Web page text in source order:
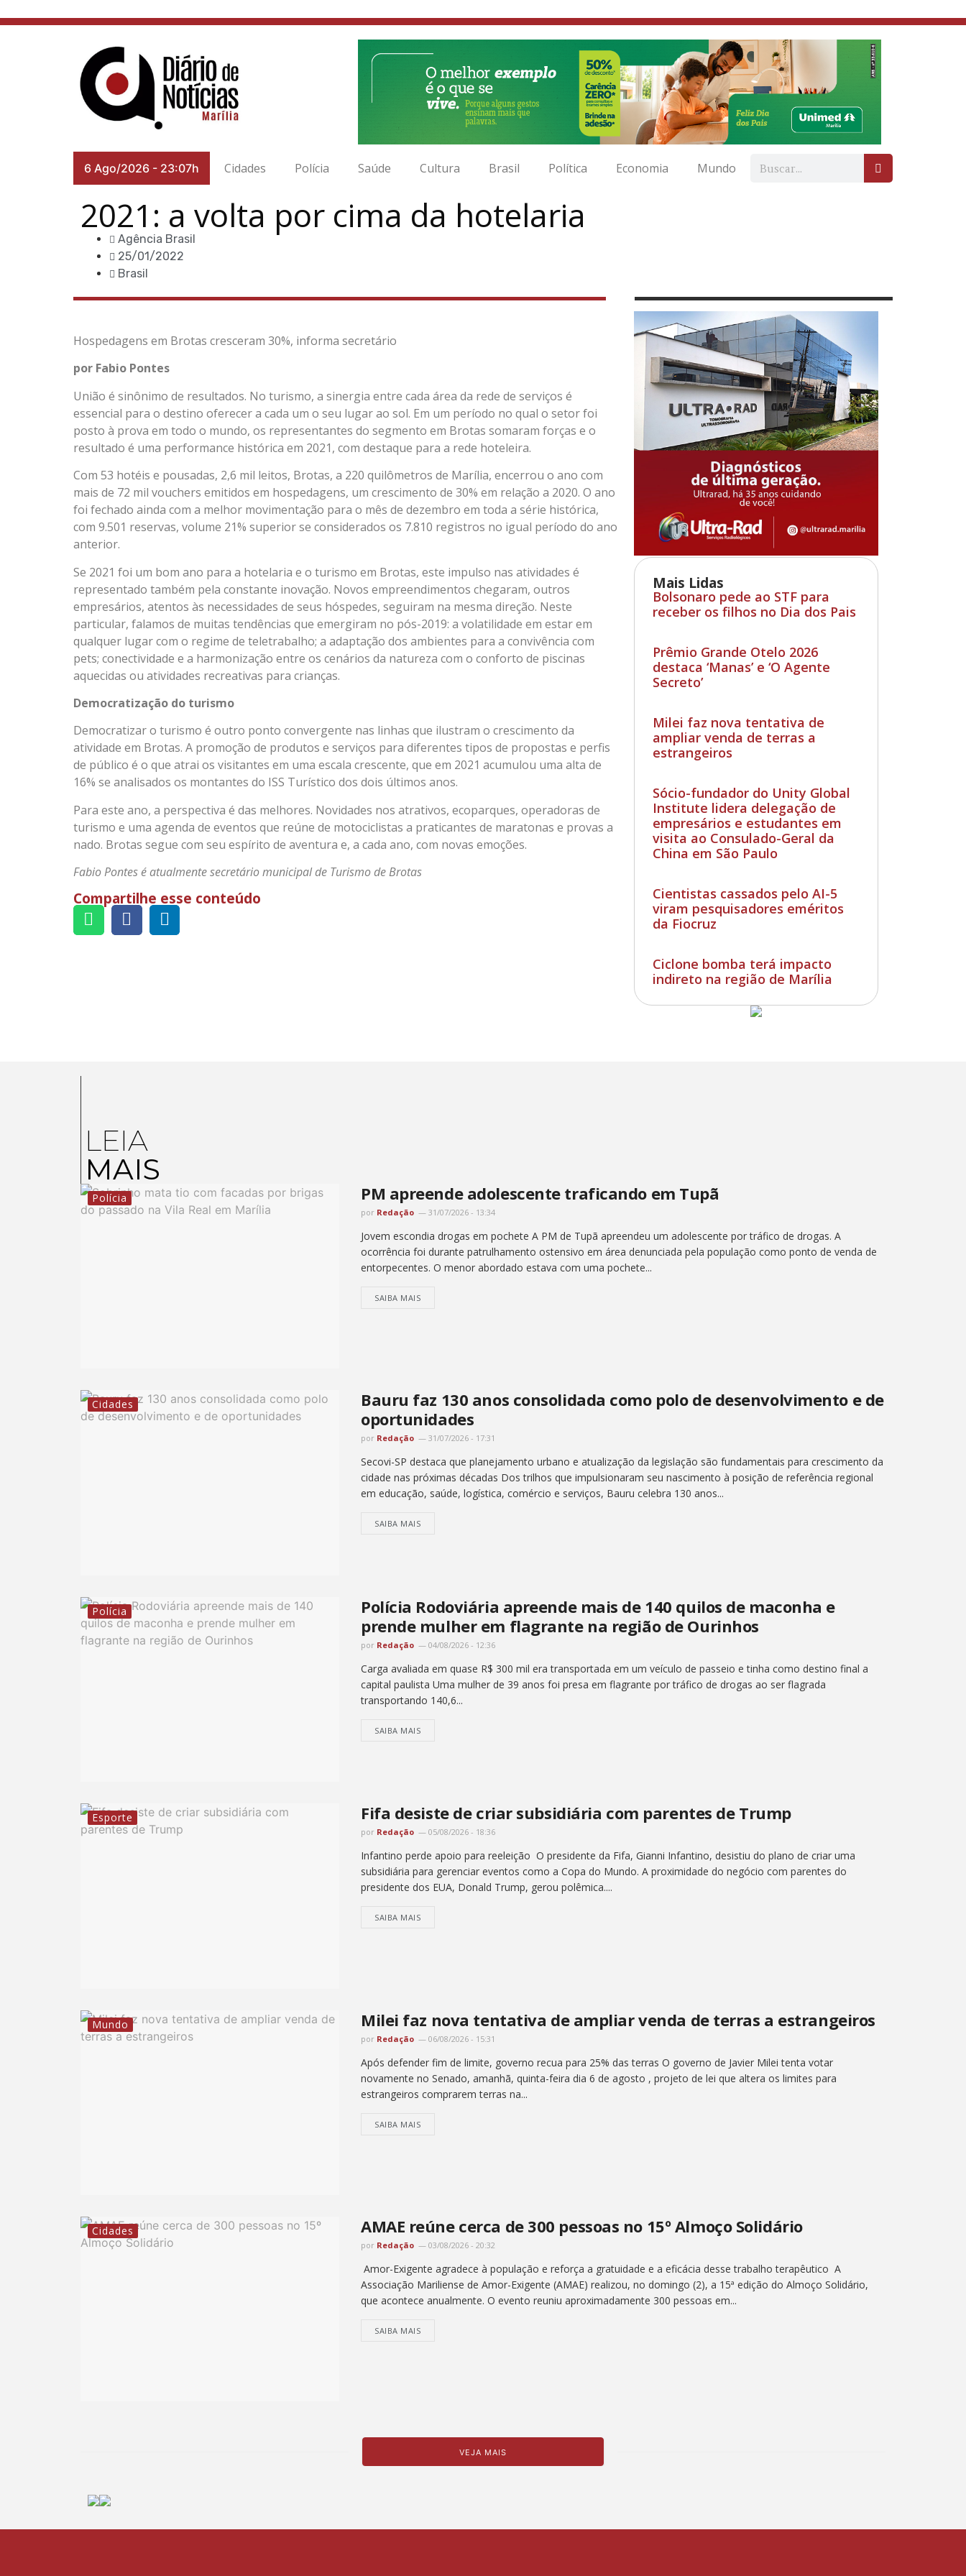
6 Ago/2026 - 23:07h Cidades Polícia Saúde Cultura Brasil Política Economia Mundo
2021: a volta por cima da hotelaria
Agência Brasil
25/01/2022
Brasil
Mais Lidas
Bolsonaro pede ao STF para
receber os filhos no Dia dos Pais
Prêmio Grande Otelo 2026
destaca ‘Manas’ e ‘O Agente
Secreto’
Milei faz nova tentativa de
ampliar venda de terras a
estrangeiros
Sócio-fundador do Unity Global
Institute lidera delegação de
empresários e estudantes em
visita ao Consulado-Geral da
China em São Paulo
Cientistas cassados pelo AI-5
viram pesquisadores eméritos
da Fiocruz
Ciclone bomba terá impacto
indireto na região de Marília
Hospedagens em Brotas cresceram 30%, informa secretário
por Fabio Pontes
União é sinônimo de resultados. No turismo, a sinergia entre cada área da rede de serviços é
essencial para o destino oferecer a cada um o seu lugar ao sol. Em um período no qual o setor foi
posto à prova em todo o mundo, os representantes do segmento em Brotas somaram forças e o
resultado é uma performance histórica em 2021, com destaque para a rede hoteleira.
Com 53 hotéis e pousadas, 2,6 mil leitos, Brotas, a 220 quilômetros de Marília, encerrou o ano com
mais de 72 mil vouchers emitidos em hospedagens, um crescimento de 30% em relação a 2020. O ano
foi fechado ainda com a melhor movimentação para o mês de dezembro em toda a série histórica,
com 9.501 reservas, volume 21% superior se considerados os 7.810 registros no igual período do ano
anterior.
Se 2021 foi um bom ano para a hotelaria e o turismo em Brotas, este impulso nas atividades é
representado também pela constante inovação. Novos empreendimentos chegaram, outros
empresários, atentos às necessidades de seus hóspedes, seguiram na mesma direção. Neste
particular, falamos de muitas tendências que emergiram no pós-2019: a volatilidade em estar em
qualquer lugar com o regime de teletrabalho; a adaptação dos ambientes para a convivência com
pets; conectividade e a harmonização entre os cenários da natureza com o conforto de piscinas
aquecidas ou atividades recreativas para crianças.
Democratização do turismo
Democratizar o turismo é outro ponto convergente nas linhas que ilustram o crescimento da
atividade em Brotas. A promoção de produtos e serviços para diferentes tipos de propostas e perfis
de público é o que atrai os visitantes em uma escala crescente, que em 2021 acumulou uma alta de
16% se analisados os montantes do ISS Turístico dos dois últimos anos.
Para este ano, a perspectiva é das melhores. Novidades nos atrativos, ecoparques, operadoras de
turismo e uma agenda de eventos que reúne de motociclistas a praticantes de maratonas e provas a
nado. Brotas segue com seu espírito de aventura e, a cada ano, com novas emoções.
Fabio Pontes é atualmente secretário municipal de Turismo de Brotas
Compartilhe esse conteúdo
LEIA
MAIS
Polícia PM apreende adolescente traficando em Tupã
por Redação 31/07/2026 - 13:34
Jovem escondia drogas em pochete A PM de Tupã apreendeu um adolescente por tráfico de drogas. A
ocorrência foi durante patrulhamento ostensivo em área denunciada pela população como ponto de venda de
entorpecentes. O menor abordado estava com uma pochete...
SAIBA MAIS
Cidades
Bauru faz 130 anos consolidada como polo de desenvolvimento e de
oportunidades
por Redação 31/07/2026 - 17:31
Secovi-SP destaca que planejamento urbano e atualização da legislação são fundamentais para crescimento da
cidade nas próximas décadas Dos trilhos que impulsionaram seu nascimento à posição de referência regional
em educação, saúde, logística, comércio e serviços, Bauru celebra 130 anos...
SAIBA MAIS
Polícia
Polícia Rodoviária apreende mais de 140 quilos de maconha e
prende mulher em flagrante na região de Ourinhos
por Redação 04/08/2026 - 12:36
Carga avaliada em quase R$ 300 mil era transportada em um veículo de passeio e tinha como destino final a
capital paulista Uma mulher de 39 anos foi presa em flagrante por tráfico de drogas ao ser flagrada
transportando 140,6...
SAIBA MAIS
Esporte Fifa desiste de criar subsidiária com parentes de Trump
por Redação 05/08/2026 - 18:36
Infantino perde apoio para reeleição O presidente da Fifa, Gianni Infantino, desistiu do plano de criar uma
subsidiária para gerenciar eventos como a Copa do Mundo. A proximidade do negócio com parentes do
presidente dos EUA, Donald Trump, gerou polêmica....
SAIBA MAIS
Mundo Milei faz nova tentativa de ampliar venda de terras a estrangeiros
por Redação 06/08/2026 - 15:31
Após defender fim de limite, governo recua para 25% das terras O governo de Javier Milei tenta votar
novamente no Senado, amanhã, quinta-feira dia 6 de agosto , projeto de lei que altera os limites para
estrangeiros comprarem terras na...
SAIBA MAIS
Cidades AMAE reúne cerca de 300 pessoas no 15º Almoço Solidário
por Redação 03/08/2026 - 20:32
Amor-Exigente agradece à população e reforça a gratuidade e a eficácia desse trabalho terapêutico A
Associação Mariliense de Amor-Exigente (AMAE) realizou, no domingo (2), a 15ª edição do Almoço Solidário,
que acontece anualmente. O evento reuniu aproximadamente 300 pessoas em...
SAIBA MAIS
VEJA MAIS